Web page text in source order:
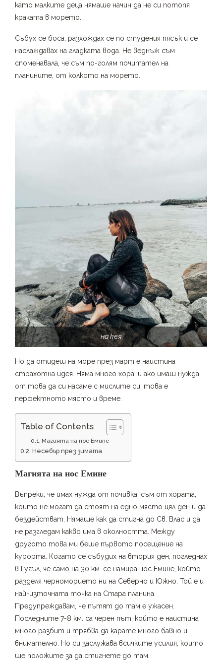
като малките деца нямаше начин да не си потопя
краката в морето.
Събух се боса, разхождах се по студения пясък и се
наслаждавах на гладката вода. Не веднъж съм
споменавала, че съм по-голям почитател на
планините, от колкото на морето.
на кея
Но да отидеш на море през март е наистина
страхотна идея. Няма много хора, и ако имаш нужда
от това да си насаме с мислите си, това е
перфектното място и време.
Table of Contents
Магията на нос Емине
Несебър през зимата
Магията на нос Емине
Въпреки, че имах нужда от почивка, съм от хората,
които не могат да стоят на едно място цял ден и да
бездействат. Нямаше как да стигна до Св. Влас и да
не разгледам какво има в околността. Между
другото това ми беше първото посещение на
курорта. Когато се събудих на втория ден, погледнах
в Гугъл, че само на 30 км. се намира нос Емине, който
разделя черноморието ни на Северно и Южно. Той е и
най-източната точка на Стара планина.
Предупреждавам, че пътят до там е ужасен.
Последните 7-8 км. са черен път, който е наистина
много разбит и трябва да карате много бавно и
внимателно. Но си заслужава всичките усилия, които
ще положите за да стигнете до там.